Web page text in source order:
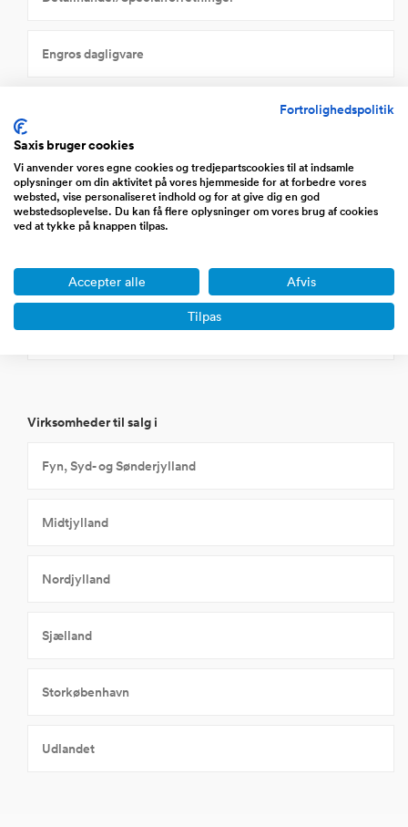
Engros dagligvare
Engroshandel med maskiner, udstyr og tilbehør
Engroshandel nærings- og nydelsesmidler
Engroshandel tekstiler, beklædning, husholdningsartikler mv.
Virksomheder til salg i
Fyn, Syd- og Sønderjylland
Midtjylland
Nordjylland
Sjælland
Storkøbenhavn
Udlandet
Fortrolighedspolitik
Saxis bruger cookies
Vi anvender vores egne cookies og tredjepartscookies til at indsamle
oplysninger om din aktivitet på vores hjemmeside for at forbedre vores
websted, vise personaliseret indhold og for at give dig en god
webstedsoplevelse. Du kan få flere oplysninger om vores brug af cookies
ved at tykke på knappen tilpas.
Accepter alle Afvis
Tilpas